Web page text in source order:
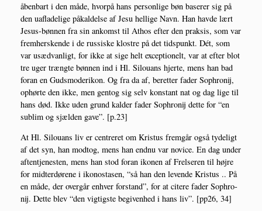
åben­bart i den måde, hvor­på hans per­son­li­ge bøn base­rer sig på
den uaf­la­de­li­ge påkal­del­se af Jesu hel­li­ge Navn. Han hav­de lært
Jesus-bøn­nen fra sin ankomst til Athos efter den prak­sis, som var
frem­her­sken­de i de rus­si­ske klo­stre på det tids­punkt. Dét, som
var usæd­van­ligt, for ikke at sige helt excep­tio­nelt, var at efter blot
tre uger træng­te bøn­nen ind i Hl. Silou­ans hjer­te, mens han bad
for­an en Guds­mo­de­ri­kon. Og fra da af, beret­ter fader Sop­hro­nij,
ophør­te den ikke, men gen­tog sig selv kon­stant nat og dag lige til
hans død. Ikke uden grund kal­der fader Sop­hro­nij det­te for “en
sublim og sjæl­den gave”. [p.23]
At Hl. Silou­ans liv er cen­tre­ret om Kristus frem­går også tyde­ligt
af det syn, han modt­og, mens han end­nu var novi­ce. En dag under
aftentje­ne­sten, mens han stod for­an iko­nen af Frel­se­ren til høj­re
for mid­ter­dø­re­ne i iko­nost­a­sen, “så han den leven­de Kristus .. På
en måde, der over­går enhver for­stand”, for at cite­re fader Sop­hro­
nij. Det­te blev “den vig­tig­ste begi­ven­hed i hans liv”. [pp26, 34]